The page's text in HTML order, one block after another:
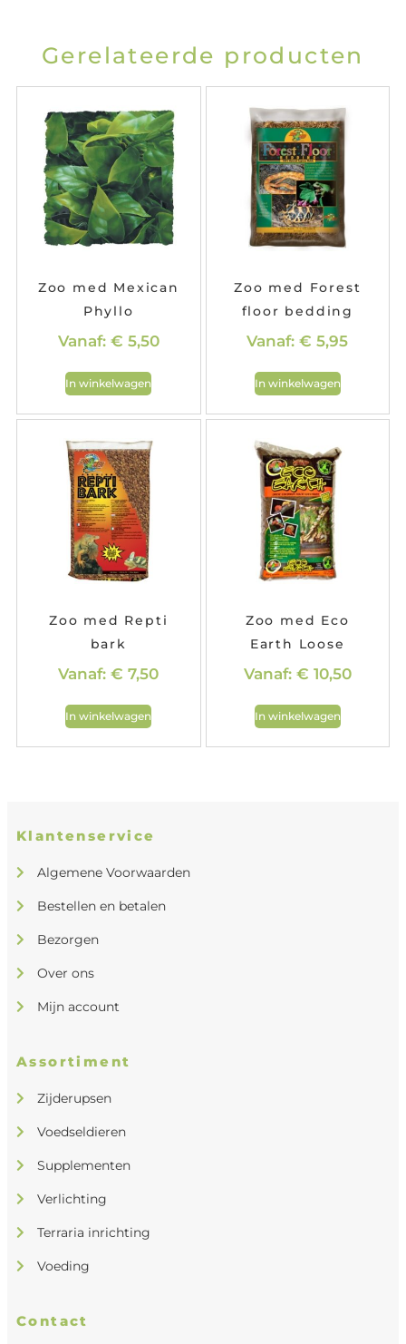
Gerelateerde producten
Zoo med Mexican
Phyllo
Vanaf: € 5,50
In winkelwagen
Zoo med Forest
floor bedding
Vanaf:€ 5,95
In winkelwagen
Zoo med Repti
bark
Vanaf:€ 7,50
In winkelwagen
Zoo med Eco
Earth Loose
Vanaf: € 10,50
In winkelwagen
Klantenservice
Algemene Voorwaarden
Bestellen en betalen
Bezorgen
Over ons
Mijn account
Assortiment
Zijderupsen
Voedseldieren
Supplementen
Verlichting
Terraria inrichting
Voeding
Contact